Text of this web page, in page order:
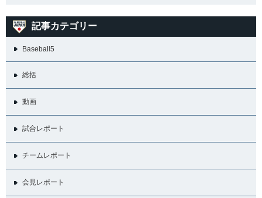
記事カテゴリー
Baseball5
総括
動画
試合レポート
チームレポート
会見レポート